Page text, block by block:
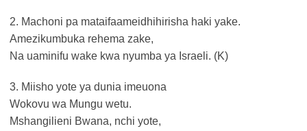
2. Machoni pa mataifaameidhihirisha haki yake.
Amezikumbuka rehema zake,
Na uaminifu wake kwa nyumba ya Israeli. (K)
3. Miisho yote ya dunia imeuona
Wokovu wa Mungu wetu.
Mshangilieni Bwana, nchi yote,